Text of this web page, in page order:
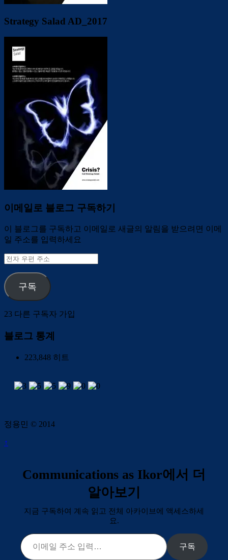
Strategy Salad AD_2017
이메일로 블로그 구독하기
이 블로그를 구독하고 이메일로 새글의 알림을 받으려면 이메
일 주소를 입력하세요
전
우
편
주
소
구독
23 다른 구독자 가입
블로그 통계
223,848 히트
정용민 © 2014
↑
Communications as Ikor에서 더
알아보기
지금 구독하여 계속 읽고 전체 아카이브에 액세스하세
요.
이메일 주소 입력…
구독